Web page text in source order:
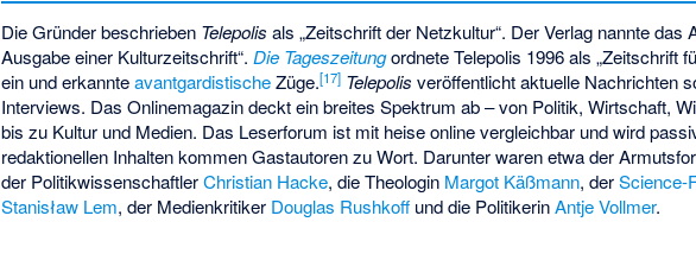
Die Gründer beschrieben Telepolis als „Zeitschrift der Netzkultur“. Der Verlag nannte das
Ausgabe einer Kulturzeitschrift“.Die Tageszeitungordnete Telepolis 1996 als „Zeitschrift
ein und erkannteavantgardistischeZüge.[17] Telepolis veröffentlicht aktuelle Nachrichten
Interviews. Das Onlinemagazin deckt ein breites Spektrum ab – von Politik, Wirtschaft,
bis zu Kultur und Medien. Das Leserforum ist mit heise online vergleichbar und wird
redaktionellen Inhalten kommen Gastautoren zu Wort. Darunter waren etwa der
der PolitikwissenschaftlerChristian Hacke, die Theologin Margot Käßmann, derScience-
Stanisław Lem, der Medienkritiker Douglas Rushkoff und die PolitikerinAntje Vollmer.